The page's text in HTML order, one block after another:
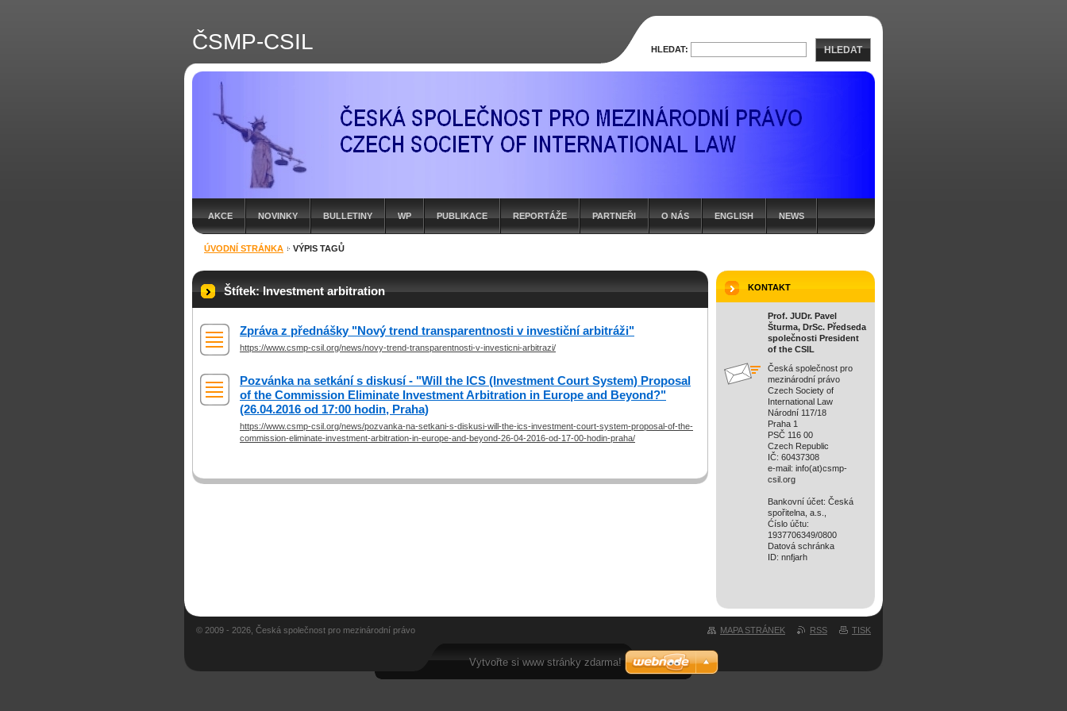
ČSMP-CSIL
AKCE NOVINKY BULLETINY WP PUBLIKACE REPORTÁŽE PARTNEŘI O NÁS ENGLISH NEWS
ÚVODNÍ STRÁNKA VÝPIS TAGŮ
Štítek: Investment arbitration
Zpráva z přednášky "Nový trend transparentnosti v investiční arbitráži"
https://www.csmp-csil.org/news/novy-trend-transparentnosti-v-investicni-arbitrazi/
Pozvánka na setkání s diskusí - "Will the ICS (Investment Court System) Proposal
of the Commission Eliminate Investment Arbitration in Europe and Beyond?"
(26.04.2016 od 17:00 hodin, Praha)
https://www.csmp-csil.org/news/pozvanka-na-setkani-s-diskusi-will-the-ics-investment-court-system-proposal-of-the-
commission-eliminate-investment-arbitration-in-europe-and-beyond-26-04-2016-od-17-00-hodin-praha/
KONTAKT
Prof. JUDr. Pavel
Šturma, DrSc. Předseda
společnosti President
of the CSIL
Česká společnost pro
mezinárodní právo
Czech Society of
International Law
Národní 117/18
Praha 1
PSČ 116 00
Czech Republic
IČ: 60437308
e-mail: info(at)csmp-
csil.org
Bankovní účet: Česká
spořitelna, a.s.,
Ćíslo účtu:
1937706349/0800
Datová schránka
ID: nnfjarh
HLEDAT: HLEDAT
MAPA STRÁNEK RSS TISK
© 2009 - 2026, Česká společnost pro mezinárodní právo
Vytvořte si www stránky zdarma!